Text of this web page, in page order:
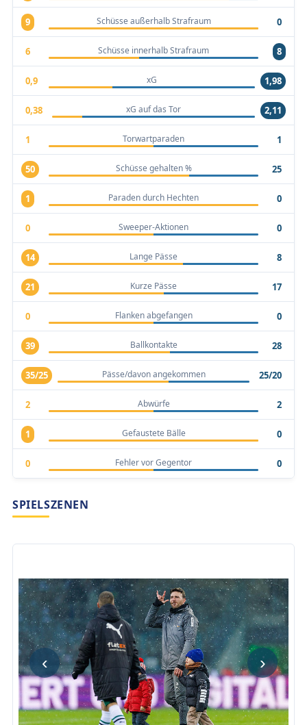
9 Schüsse außerhalb Strafraum 0
6 Schüsse innerhalb Strafraum 8
0,9 xG 1,98
0,38 xG auf das Tor 2,11
1 Torwartparaden 1
50 Schüsse gehalten % 25
1 Paraden durch Hechten 0
0 Sweeper-Aktionen 0
14 Lange Pässe 8
21 Kurze Pässe 17
0 Flanken abgefangen 0
39 Ballkontakte 28
35/25 Pässe/davon angekommen 25/20
2 Abwürfe 2
1 Gefaustete Bälle 0
0 Fehler vor Gegentor 0
SPIELSZENEN
‹ ›